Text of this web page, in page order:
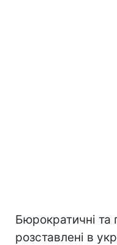
Бюрократичні та
розставлені в